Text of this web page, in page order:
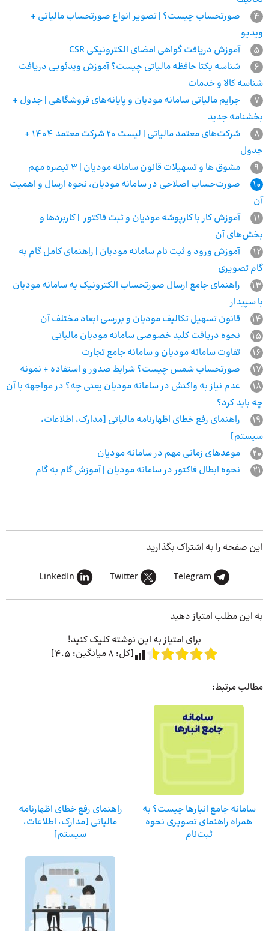
4
صورتحساب چیست؟ | تصویر انواع صورتحساب مالیاتی +
ویدیو
5
آموزش دریافت گواهی امضای الکترونیکی CSR
6
شناسه یکتا حافظه مالیاتی چیست؟ آموزش ویدئویی دریافت
شناسه کالا و خدمات
7
جرایم مالیاتی سامانه مودیان و پایانه‌های فروشگاهی | جدول +
بخشنامه جدید
8
شرکت‌های معتمد مالیاتی | لیست 20 شرکت معتمد 1404 +
جدول
9
مشوق‌ ها و تسهیلات قانون سامانه مودیان | 3 تبصره مهم
10
صورت‌حساب اصلاحی در سامانه مودیان، نحوه ارسال و اهمیت
آن
11
آموزش کار با کارپوشه مودیان و ثبت فاکتور | کاربردها و
بخش‌های آن
12
آموزش ورود و ثبت نام سامانه مودیان | راهنمای کامل گام به
گام تصویری
13
راهنمای جامع ارسال صورتحساب الکترونیک به سامانه مودیان
با سپیدار
14
قانون تسهیل تکالیف مودیان و بررسی ابعاد مختلف آن
15
نحوه دریافت کلید خصوصی سامانه مودیان مالیاتی
16
تفاوت سامانه مودیان و سامانه جامع تجارت
17
صورتحساب شمس چیست؟ شرایط صدور و استفاده + نمونه
18
عدم نیاز به واکنش در سامانه مودیان یعنی چه؟ در مواجهه با آن
چه باید کرد؟
19
راهنمای رفع خطای اظهارنامه مالیاتی [مدارک، اطلاعات،
سیستم]
20
موعدهای زمانی مهم در سامانه مودیان
21
نحوه ابطال فاکتور در سامانه مودیان | آموزش گام به گام
این صفحه را به اشتراک بگذارید
Telegram
Twitter
LinkedIn
به این مطلب امتیاز دهید
برای امتیاز به این نوشته کلیک کنید!
[کل: 8میانگین: 4.5
]
مطالب مرتبط:
سامانه جامع انبارها چیست؟ به
همراه راهنمای تصویری نحوه
ثبت‌نام
راهنمای رفع خطای اظهارنامه
مالیاتی [مدارک، اطلاعات،
سیستم]